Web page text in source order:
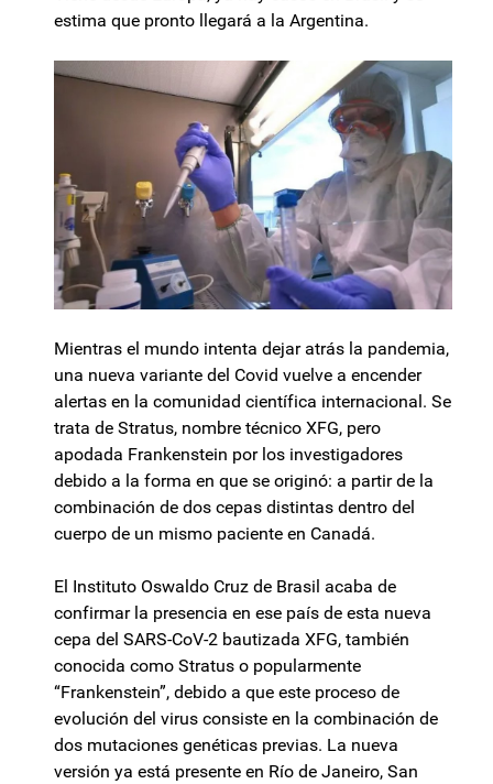
estima que pronto llegará a la Argentina.
Mientras el mundo intenta dejar atrás la pandemia,
una nueva variante del Covid vuelve a encender
alertas en la comunidad científica internacional. Se
trata de Stratus, nombre técnico XFG, pero
apodada Frankenstein por los investigadores
debido a la forma en que se originó: a partir de la
combinación de dos cepas distintas dentro del
cuerpo de un mismo paciente en Canadá.
El Instituto Oswaldo Cruz de Brasil acaba de
confirmar la presencia en ese país de esta nueva
cepa del SARS-CoV-2 bautizada XFG, también
conocida como Stratus o popularmente
“Frankenstein”, debido a que este proceso de
evolución del virus consiste en la combinación de
dos mutaciones genéticas previas. La nueva
versión ya está presente en Río de Janeiro, San